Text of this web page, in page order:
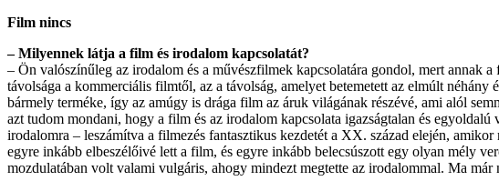
Film nincs
– Milyennek látja a film és irodalom kapcsolatát?
– Ön valószínűleg az irodalom és a művészfilmek kapcsolatára gondol, mert annak
távolsága a kommerciális filmtől, az a távolság, amelyet betemetett az elmúlt
bármely terméke, így az amúgy is drága film az áruk világának részévé, ami alól
azt tudom mondani, hogy a film és az irodalom kapcsolata igazságtalan és
irodalomra – leszámítva a filmezés fantasztikus kezdetét a XX. század elején,
egyre inkább elbeszélőivé lett a film, és egyre inkább belecsúszott egy olyan mély
mozdulatában volt valami vulgáris, ahogy mindezt megtette az irodalommal. Ma